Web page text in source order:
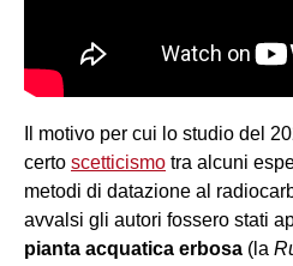
Il motivo per cui lo studio del
certo scetticismo tra alcuni
metodi di datazione al
avvalsi gli autori fossero stati
pianta acquatica erbosa (la